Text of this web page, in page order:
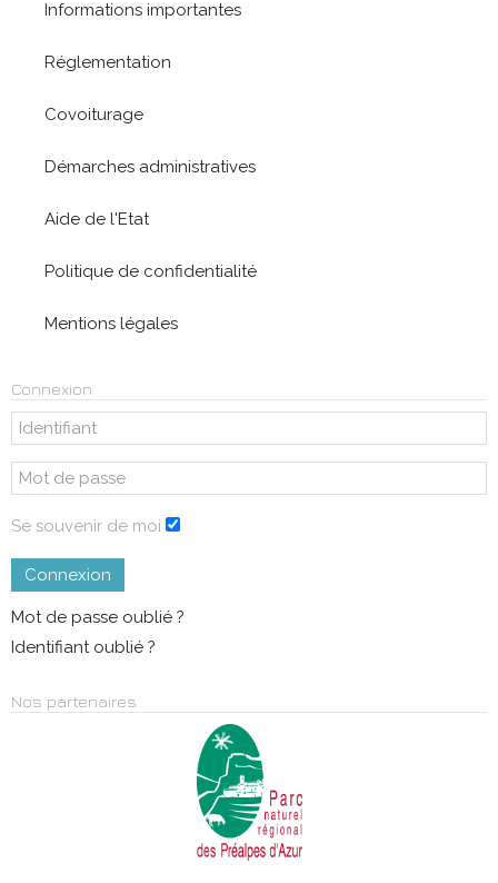
Informations importantes
Réglementation
Covoiturage
Démarches administratives
Aide de l'Etat
Politique de confidentialité
Mentions légales
Connexion
Se souvenir de moi
Connexion
Mot de passe oublié ?
Identifiant oublié ?
Nos partenaires